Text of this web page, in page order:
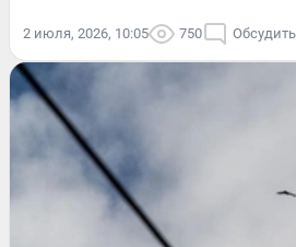
2 июля, 2026, 10:05 750 Обсудить